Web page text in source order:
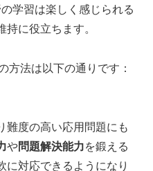
学習は楽しく感じられる
に役立ちます。
方法は以下の通りです：
難度の高い応用問題にも
や問題解決能力を鍛える
に対応できるようになり